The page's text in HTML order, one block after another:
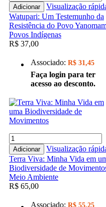
Adicionar
Visualização
Watupari: Um Testemunho da
Resistência do Povo
Povos Indígenas
R$ 37,00
Associado: R$ 31,45
Faça login para ter
acesso ao desconto.
Adicionar
Visualização
Terra Viva: Minha Vida em
Biodiversidade de
Meio Ambiente
R$ 65,00
Associado: R$ 55,25